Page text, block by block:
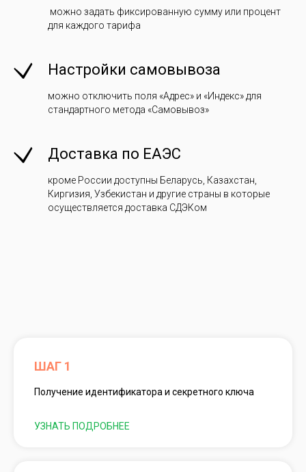
можно задать фиксированную сумму или процент
для каждого тарифа
Настройки самовывоза
можно отключить поля «Адрес» и «Индекс» для
стандартного метода «Самовывоз»
Доставка по ЕАЭС
кроме России доступны Беларусь, Казахстан,
Киргизия, Узбекистан и другие страны в которые
осуществляется доставка СДЭКом
ШАГ 1
Получение идентификатора и секретного ключа
УЗНАТЬ ПОДРОБНЕЕ